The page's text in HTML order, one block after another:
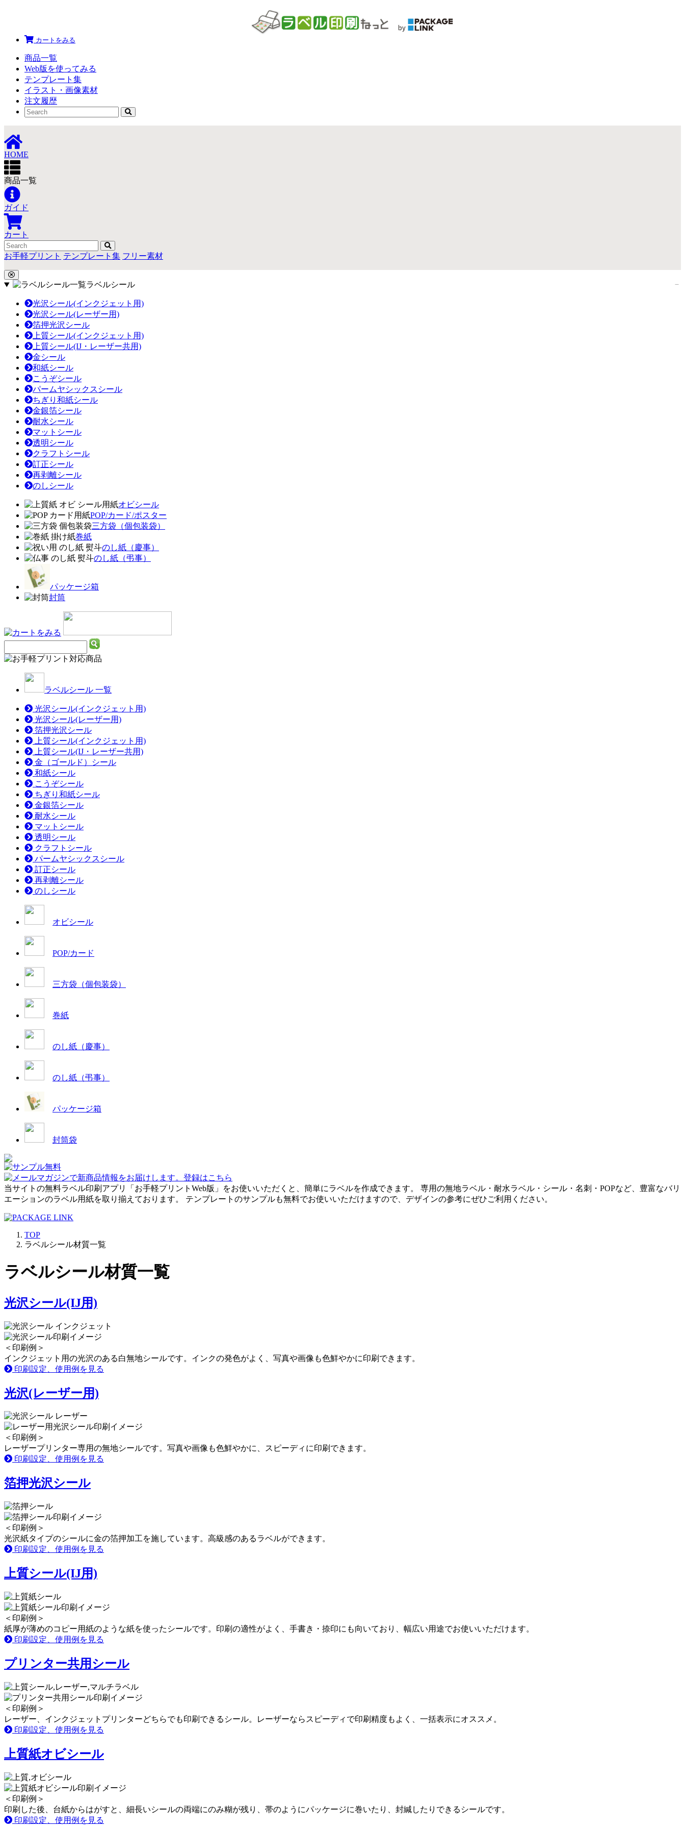
カートをみる
商品一覧
Web版を使ってみる
テンプレート集
イラスト・画像素材
注文履歴
HOME
商品一覧
ガイド
カート
お手軽プリント テンプレート集 フリー素材
ラベルシール
光沢シール(インクジェット用)
光沢シール(レーザー用)
箔押光沢シール
上質シール(インクジェット用)
上質シール(IJ・レーザー共用)
金シール
和紙シール
こうぞシール
パームヤシックスシール
ちぎり和紙シール
金銀箔シール
耐水シール
マットシール
透明シール
クラフトシール
訂正シール
再剥離シール
のしシール
オビシール
POP/カード/ポスター
三方袋（個包装袋）
巻紙
のし紙（慶事）
のし紙（弔事）
パッケージ箱
封筒
ラベルシール 一覧
光沢シール(インクジェット用)
光沢シール(レーザー用)
箔押光沢シール
上質シール(インクジェット用)
上質シール(IJ・レーザー共用)
金（ゴールド）シール
和紙シール
こうぞシール
ちぎり和紙シール
金銀箔シール
耐水シール
マットシール
透明シール
クラフトシール
パームヤシックスシール
訂正シール
再剥離シール
のしシール
オビシール
POP/カード
三方袋（個包装袋）
巻紙
のし紙（慶事）
のし紙（弔事）
パッケージ箱
封筒袋
当サイトの無料ラベル印刷アプリ「お手軽プリントWeb版」をお使いいただくと、簡単にラベルを作成できます。 専用の無地ラベル・耐水ラベル・シール・名刺・POPなど、豊富なバリ
エーションのラベル用紙を取り揃えております。 テンプレートのサンプルも無料でお使いいただけますので、デザインの参考にぜひご利用ください。
TOP
ラベルシール材質一覧
ラベルシール材質一覧
光沢シール(IJ用)
＜印刷例＞
インクジェット用の光沢のある白無地シールです。インクの発色がよく、写真や画像も色鮮やかに印刷できます。
印刷設定、使用例を見る
光沢(レーザー用)
＜印刷例＞
レーザープリンター専用の無地シールです。写真や画像も色鮮やかに、スピーディに印刷できます。
印刷設定、使用例を見る
箔押光沢シール
＜印刷例＞
光沢紙タイプのシールに金の箔押加工を施しています。高級感のあるラベルができます。
印刷設定、使用例を見る
上質シール(IJ用)
＜印刷例＞
紙厚が薄めのコピー用紙のような紙を使ったシールです。印刷の適性がよく、手書き・捺印にも向いており、幅広い用途でお使いいただけます。
印刷設定、使用例を見る
プリンター共用シール
＜印刷例＞
レーザー、インクジェットプリンターどちらでも印刷できるシール。レーザーならスピーディで印刷精度もよく、一括表示にオススメ。
印刷設定、使用例を見る
上質紙オビシール
＜印刷例＞
印刷した後、台紙からはがすと、細長いシールの両端にのみ糊が残り、帯のようにパッケージに巻いたり、封緘したりできるシールです。
印刷設定、使用例を見る